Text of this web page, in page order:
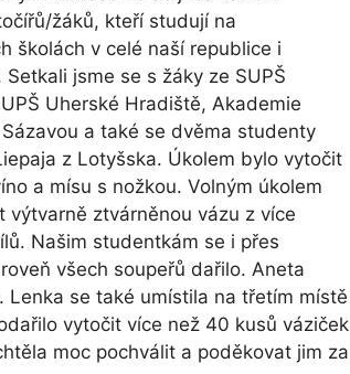
žáků, kteří studují na
školách v celé naší republice i
Setkali jsme se s žáky ze SUPŠ
Uherské Hradiště, Akademie
a také se dvěma studenty
z Lotyšska. Úkolem bylo vytočit
a mísu s nožkou. Volným úkolem
výtvarně ztvárněnou vázu z více
Našim studentkám se i přes
všech soupeřů dařilo. Aneta
Lenka se také umístila na třetím místě
vytočit více než 40 kusů váziček
moc pochválit a poděkovat jim za